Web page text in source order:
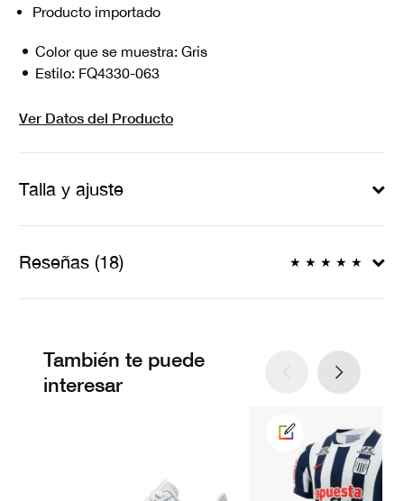
Producto importado
Color que se muestra: Gris
Estilo: FQ4330-063
Ver Datos del Producto
Talla y ajuste
Reseñas (18) ★ ★ ★ ★ ★
También te puede
interesar